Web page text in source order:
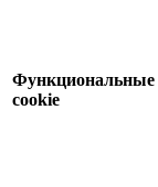
Функциональные
cookie